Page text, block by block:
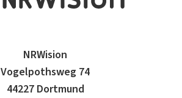
NRWision
Vogelpothsweg 74
44227 Dortmund